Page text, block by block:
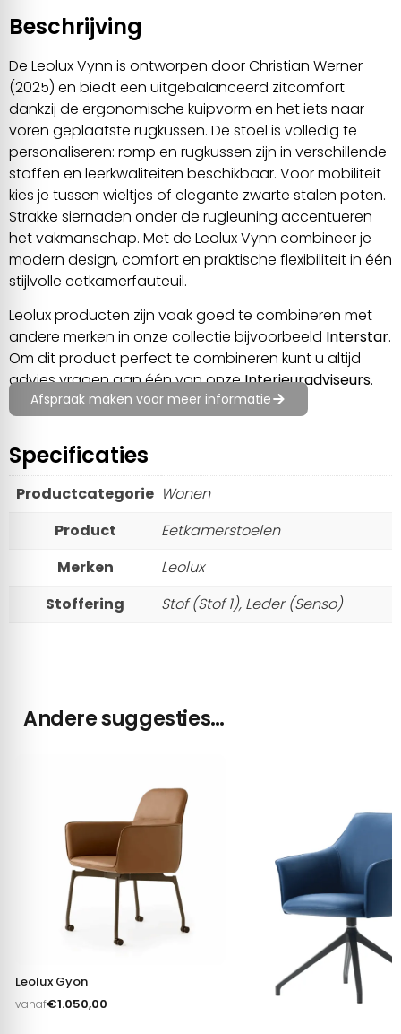
Beschrijving
De Leolux Vynn is ontworpen door Christian Werner
(2025) en biedt een uitgebalanceerd zitcomfort
dankzij de ergonomische kuipvorm en het iets naar
voren geplaatste rugkussen. De stoel is volledig te
personaliseren: romp en rugkussen zijn in verschillende
stoffen en leerkwaliteiten beschikbaar. Voor mobiliteit
kies je tussen wieltjes of elegante zwarte stalen poten.
Strakke siernaden onder de rugleuning accentueren
het vakmanschap. Met de Leolux Vynn combineer je
modern design, comfort en praktische flexibiliteit in één
stijlvolle eetkamerfauteuil.
Leolux producten zijn vaak goed te combineren met
andere merken in onze collectie bijvoorbeeld Interstar.
Om dit product perfect te combineren kunt u altijd
advies vragen aan één van onzeInterieuradviseurs.
Afspraak maken voor meer informatie
Specificaties
Productcategorie Wonen
Product
Eetkamerstoelen
Merken
Leolux
Stoffering
Stof (Stof 1), Leder (Senso)
Andere suggesties…
Leolux Gyon
vanaf€1.050,00